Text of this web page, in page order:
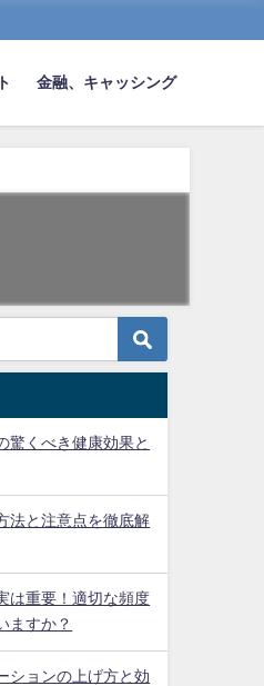
金融、キャッシング
驚くべき健康効果と
法と注意点を徹底解
は重要！適切な頻度
ますか？
ションの上げ方と効